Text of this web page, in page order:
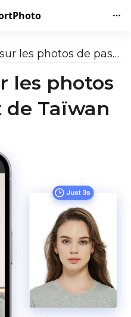
Directives sur les photos de passeport de Taïwan
les photos
de Taïwan